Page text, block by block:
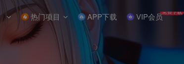
热门项目 APP下载 VIP会员免费下载